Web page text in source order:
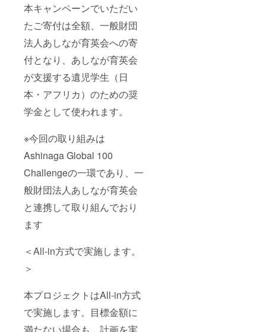
本キャンペーンでいただい
たご寄付は全額、一般財団
法人あしなが育英会への寄
付となり、あしなが育英会
が支援する遺児学生（日
本・アフリカ）のための奨
学金として使われます。
※今回の取り組みは
Ashinaga Global 100
Challengeの一環であり、一
般財団法人あしなが育英会
と連携して取り組んでおり
ます
＜All-in方式で実施します。
＞
本プロジェクトはAll-in方式
で実施します。目標金額に
満たない場合も、計画を実